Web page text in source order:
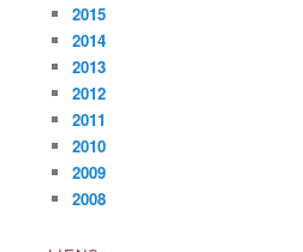
2015
2014
2013
2012
2011
2010
2009
2008